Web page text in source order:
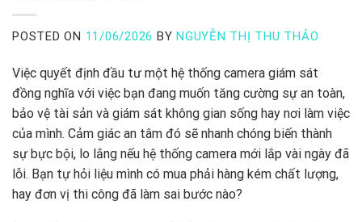
POSTED ON 11/06/2026 BY NGUYỄN THỊ THU THẢO
Việc quyết định đầu tư một hệ thống camera giám sát
đồng nghĩa với việc bạn đang muốn tăng cường sự an toàn,
bảo vệ tài sản và giám sát không gian sống hay nơi làm việc
của mình. Cảm giác an tâm đó sẽ nhanh chóng biến thành
sự bực bội, lo lắng nếu hệ thống camera mới lắp vài ngày đã
lỗi. Bạn tự hỏi liệu mình có mua phải hàng kém chất lượng,
hay đơn vị thi công đã làm sai bước nào?